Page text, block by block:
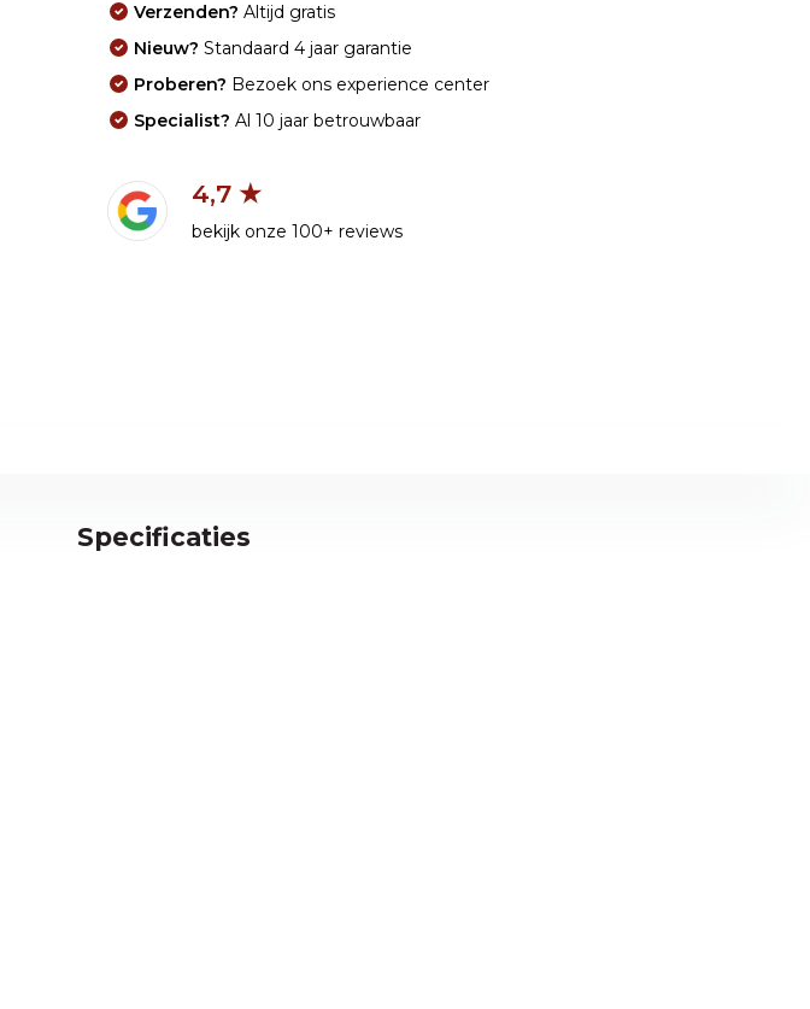
Verzenden? Altijd gratis
Nieuw? Standaard 4 jaar garantie
Proberen? Bezoek ons experience center
Specialist? Al 10 jaar betrouwbaar
4,7 ★
bekijk onze 100+ reviews
Specificaties